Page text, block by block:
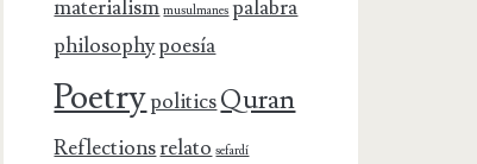
materialism musulmanes palabra
philosophypoesía
PoetrypoliticsQuran
Reflectionsrelato sefardí